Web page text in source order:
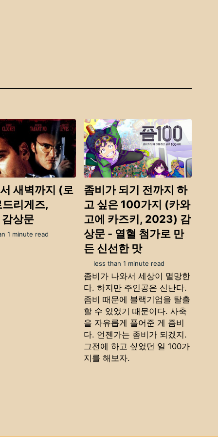
새벽까지 (로
리게즈,
상문
1 minute read
좀비가 되기 전까지 하
고 싶은 100가지 (카와
고에 카즈키, 2023) 감
상문 - 열혈 첨가로 만
든 신선한 맛
less than 1 minute read
좀비가 나와서 세상이 멸망한
다. 하지만 주인공은 신난다.
좀비 때문에 블랙기업을 탈출
할 수 있었기 때문이다. 사축
을 자유롭게 풀어준 게 좀비
다. 언젠가는 좀비가 되겠지.
그전에 하고 싶었던 일 100가
지를 해보자.